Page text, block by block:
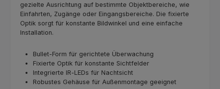
gezielte Ausrichtung auf bestimmte Objektbereiche, wie
Einfahrten, Zugänge oder Eingangsbereiche. Die fixierte
Optik sorgt für konstante Bildwinkel und eine einfache
Installation.
Bullet‑Form für gerichtete Überwachung
Fixierte Optik für konstante Sichtfelder
Integrierte IR‑LEDs für Nachtsicht
Robustes Gehäuse für Außenmontage geeignet